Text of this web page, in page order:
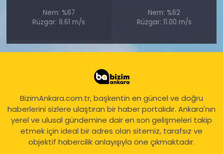
Nem: %67
Rüzgar: 9.61 m/s
Nem: %62
Rüzgar: 11.00 m/s
BizimAnkara.com.tr, başkentin en güncel ve doğru
haberlerini sizlere ulaştıran bir haber portalıdır. Ankara'nın
yerel ve ulusal gündemine dair en son gelişmeleri takip
etmek için ideal bir adres olan sitemiz, tarafsız ve
objektif habercilik anlayışıyla öne çıkmaktadır.